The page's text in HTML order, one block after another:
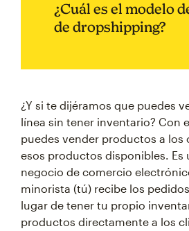
¿Cuál es el modelo
de dropshipping?
¿Y si te dijéramos que puedes
línea sin tener inventario? Con
puedes vender productos a los
esos productos disponibles. Es
negocio de comercio
minorista (tú) recibe los
lugar de tener tu propio
productos directamente a los